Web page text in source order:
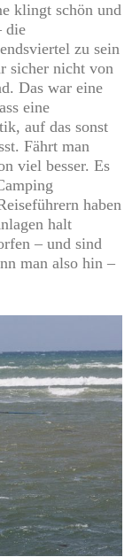
klingt schön und
die
zu sein
sicher nicht von
Das war eine
eine
auf das sonst
Fährt man
viel besser. Es
haben
halt
– und sind
man also hin –